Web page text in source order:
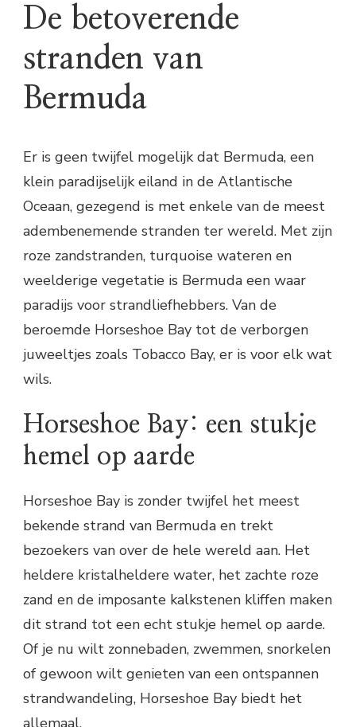
De betoverende
stranden van
Bermuda
Er is geen twijfel mogelijk dat Bermuda, een
klein paradijselijk eiland in de Atlantische
Oceaan, gezegend is met enkele van de meest
adembenemende stranden ter wereld. Met zijn
roze zandstranden, turquoise wateren en
weelderige vegetatie is Bermuda een waar
paradijs voor strandliefhebbers. Van de
beroemde Horseshoe Bay tot de verborgen
juweeltjes zoals Tobacco Bay, er is voor elk wat
wils.
Horseshoe Bay: een stukje
hemel op aarde
Horseshoe Bay is zonder twijfel het meest
bekende strand van Bermuda en trekt
bezoekers van over de hele wereld aan. Het
heldere kristalheldere water, het zachte roze
zand en de imposante kalkstenen kliffen maken
dit strand tot een echt stukje hemel op aarde.
Of je nu wilt zonnebaden, zwemmen, snorkelen
of gewoon wilt genieten van een ontspannen
strandwandeling, Horseshoe Bay biedt het
allemaal.